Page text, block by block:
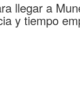
llegar a
y tiempo